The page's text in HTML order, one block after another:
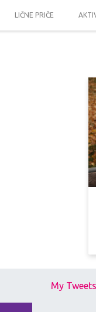
LIČNE PRIČE
My Tweets